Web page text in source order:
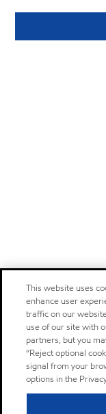
This website uses
enhance user
traffic on our
use of our site with
partners, but you
“Reject optional
signal from your
options in the